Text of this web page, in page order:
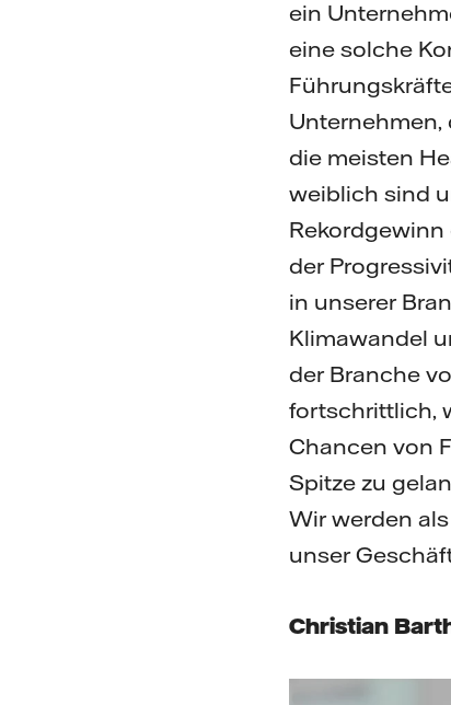
ein
eine solche
Unternehmen,
die meisten
weiblich sind
Rekordgewinn
der
in unserer
Klimawandel
der Branche
fortschrittlich,
Chancen von
Spitze zu
Wir werden
unser
Christian